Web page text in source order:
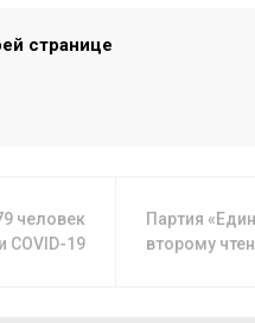
странице
человек
COVID-19
Партия
второму